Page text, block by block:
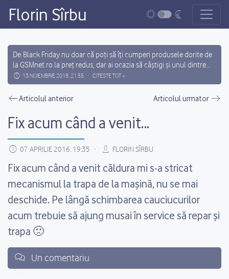
Main Navigation
Florin Sîrbu
De Black Friday nu doar că poți să îți cumperi produsele dorite de
la GSMnet.ro la preț redus, dar ai ocazia să câștigi și unul dintre
cele 12 premii cadou (3 x Handsfree Bluetooth Plantronics
Voyager, 4 x Carkit Bluetooth Parrot MINIKIT NEO 2 HD sau 5 x
Boxa Portabila Bluetooth Yamazoki...
13 NOIEMBRIE 2018, 21:55 CITESTE TOT »
Florin Sîrbu
Post navigation
Articolul anterior Articolul urmator
Fix acum când a venit…
07 APRILIE 2016, 19:35 FLORIN SÎRBU
Fix acum când a venit căldura mi s-a stricat
mecanismul la trapa de la mașină, nu se mai
deschide. Pe lângă schimbarea cauciucurilor
acum trebuie să ajung musai în service să repar și
trapa 🙁
Un comentariu